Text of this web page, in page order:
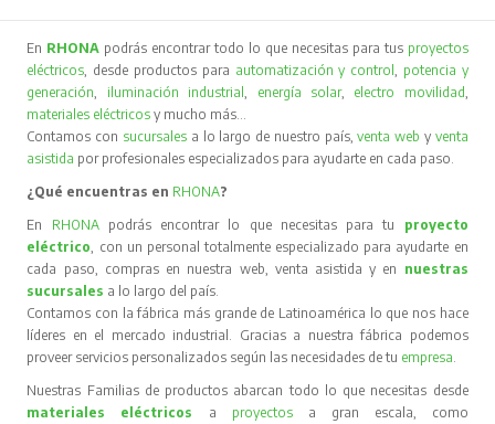
(X2) H6 (X2)
Puntas torx: T10, T15 (X2) T20 (X2) T25 (X2)
T27, T30 (X2) T40 (X2)
Dados 1/4“: 4,5,6,7,8,9,10,11,12 mm
En RHONA podrás encontrar todo lo que necesitas para tus proyectos
eléctricos , desde productos para automatización y control
potencia y
generación
iluminación industrial energía solar, electro movilidad
materiales eléctricos y mucho más…
Contamos con sucursales a lo largo de nuestro país,venta web y venta
asistida por profesionales especializados para ayudarte en cada paso.
¿Qué encuentras en RHONA?
En RHONA podrás encontrar lo que necesitas para tu proyecto
eléctrico , con un personal totalmente especializado para ayudarte en
cada paso, compras en nuestra web, venta asistida y en nuestras
sucursales a lo largo del país.
Contamos con la fábrica más grande de Latinoamérica lo que nos hace
líderes en el mercado industrial. Gracias a nuestra fábrica podemos
proveer servicios personalizados según las necesidades de tu empresa
Nuestras Familias de productos abarcan todo lo que necesitas desde
materiales eléctricos
a proyectos
a gran escala, como